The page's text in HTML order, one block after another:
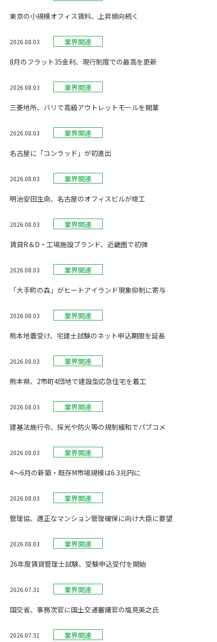
東京の小規模オフィス賃料、上昇傾向続く
2026.08.03 業界関連
8月のフラット35金利、現行制度での最高を更新
2026.08.03 業界関連
三菱地所、バリで高級アウトレットモールを開業
2026.08.03 業界関連
名古屋に「コンラッド」が初進出
2026.08.03 業界関連
明治安田生命、名古屋のオフィスビルが竣工
2026.08.03 業界関連
賃貸R＆D・工場施設ブランド、近畿圏で初弾
2026.08.03 業界関連
「大手町の森」がヒートアイランド現象抑制に寄与
2026.08.03 業界関連
熊本地震受け、宅建士試験のネット申込期限を延長
2026.08.03 業界関連
熊本県、2市町4団地で建設型応急住宅を着工
2026.08.03 業界関連
建基法施行令、採光や防火等の規制緩和でパブコメ
2026.08.03 業界関連
4〜6月の新築・既存M市場規模は6.3兆円に
2026.08.03 業界関連
管理協、適正なマンション管理確保に向け大臣に要望
2026.08.03 業界関連
26年度賃貸管理士試験、受験申込受付を開始
2026.07.31 業界関連
国交省、事務次官に国土交通審議官の塩見英之氏
2026.07.31 業界関連